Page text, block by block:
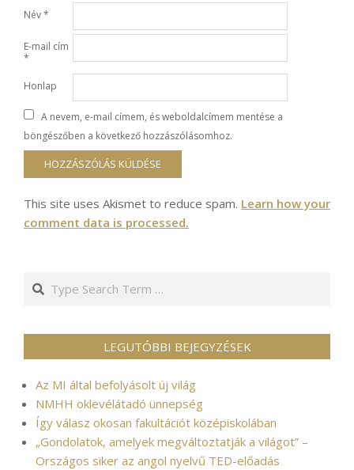
Név*
E-mail cím
*
Honlap
A nevem, e-mail címem, és weboldalcímem mentése a
böngészőben a következő hozzászólásomhoz.
This site uses Akismet to reduce spam. Learn how your
comment data is processed.
Search
LEGUTÓBBI BEJEGYZÉSEK
Az MI által befolyásolt új világ
NMHH oklevélátadó ünnepség
Így válasz okosan fakultációt középiskolában
„Gondolatok, amelyek megváltoztatják a világot” –
Országos siker az angol nyelvű TED-előadás